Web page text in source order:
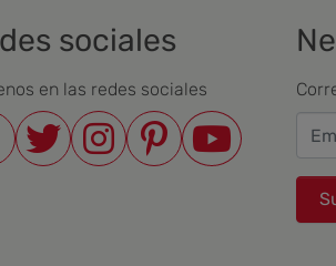
sociales
en las redes sociales